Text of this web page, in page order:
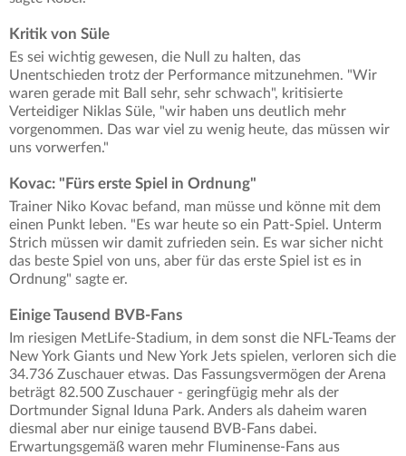
Kritik von Süle
Es sei wichtig gewesen, die Null zu halten, das
Unentschieden trotz der Performance mitzunehmen. "Wir
waren gerade mit Ball sehr, sehr schwach", kritisierte
Verteidiger Niklas Süle, "wir haben uns deutlich mehr
vorgenommen. Das war viel zu wenig heute, das müssen wir
uns vorwerfen."
Kovac: "Fürs erste Spiel in Ordnung"
Trainer Niko Kovac befand, man müsse und könne mit dem
einen Punkt leben. "Es war heute so ein Patt-Spiel. Unterm
Strich müssen wir damit zufrieden sein. Es war sicher nicht
das beste Spiel von uns, aber für das erste Spiel ist es in
Ordnung" sagte er.
Einige Tausend BVB-Fans
Im riesigen MetLife-Stadium, in dem sonst die NFL-Teams der
New York Giants und New York Jets spielen, verloren sich die
34.736 Zuschauer etwas. Das Fassungsvermögen der Arena
beträgt 82.500 Zuschauer - geringfügig mehr als der
Dortmunder Signal Iduna Park. Anders als daheim waren
diesmal aber nur einige tausend BVB-Fans dabei.
Erwartungsgemäß waren mehr Fluminense-Fans aus